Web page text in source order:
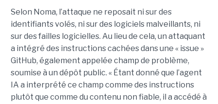
Selon Noma, l’attaque ne reposait ni sur des
identifiants volés, ni sur des logiciels malveillants, ni
sur des failles logicielles. Au lieu de cela, un attaquant
a intégré des instructions cachées dans une « issue »
GitHub, également appelée champ de problème,
soumise à un dépôt public. « Étant donné que l’agent
IA a interprété ce champ comme des instructions
plutôt que comme du contenu non fiable, il a accédé à